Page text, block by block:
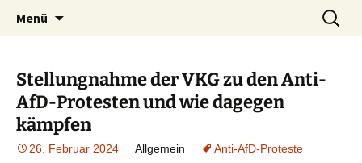
gewerkschaftsforum.de
ein Forum für Gewerkschafterinnen und
Gewerkschafter, die etwas zu sagen haben
Menü
Suchen
nach:
Stellungnahme der VKG zu den Anti-
AfD-Protesten und wie dagegen
kämpfen
26. Februar 2024 Allgemein Anti-AfD-Proteste